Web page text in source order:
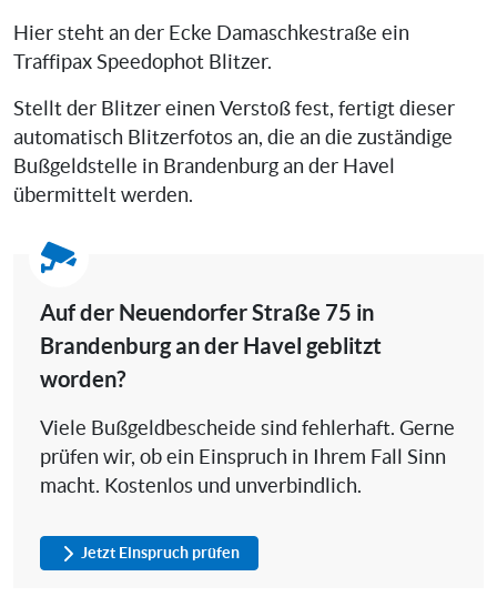
Hier steht an der Ecke Damaschkestraße ein
Traffipax Speedophot Blitzer.
Stellt der Blitzer einen Verstoß fest, fertigt dieser
automatisch Blitzerfotos an, die an die zuständige
Bußgeldstelle in Brandenburg an der Havel
übermittelt werden.
Auf der Neuendorfer Straße 75 in
Brandenburg an der Havel geblitzt
worden?
Viele Bußgeldbescheide sind fehlerhaft. Gerne
prüfen wir, ob ein Einspruch in Ihrem Fall Sinn
macht. Kostenlos und unverbindlich.
Jetzt Einspruch prüfen